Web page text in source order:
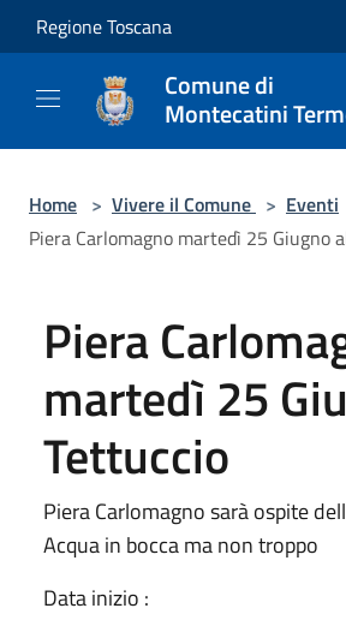
Salta al contenuto principale
Regione Toscana
Comune di
Montecatini
Home > Vivere il Comune > Eventi
Piera Carlomagno martedì 25 Giugno
Piera
martedì 25
Tettuccio
Piera Carlomagno sarà ospite
Acqua in bocca ma non troppo
Data inizio :